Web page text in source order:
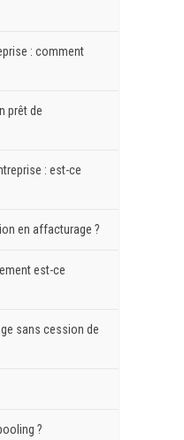
: comment
prêt de
: est-ce
en affacturage ?
est-ce
sans cession de
?